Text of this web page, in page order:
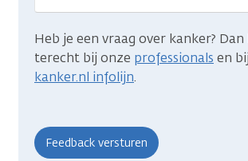
Heb je een vraag over kanker? Dan
terecht bij onze professionals en
kanker.nl infolijn.